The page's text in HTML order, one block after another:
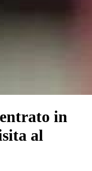
in
al